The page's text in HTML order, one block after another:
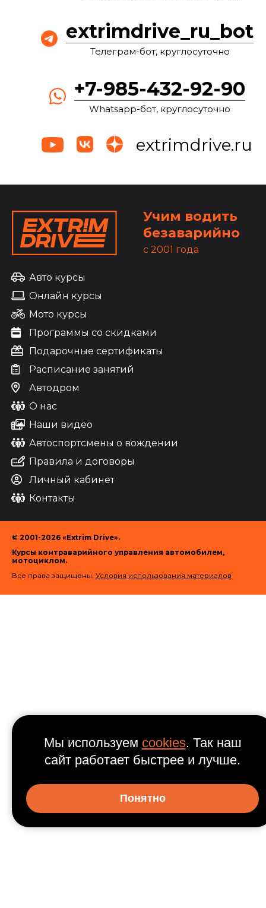
extrimdrive_ru_bot
Телеграм-бот, круглосуточно
+7-985-432-92-90
Whatsapp-бот, круглосуточно
extrimdrive.ru
Учим водить
безаварийно
c 2001 года
Авто курсы
Онлайн курсы
Мото курсы
Программы со скидками
Подарочные сертификаты
Расписание занятий
Автодром
О нас
Наши видео
Автоспортсмены о вождении
Правила и договоры
Личный кабинет
Контакты
© 2001-2026 «Extrim Drive».
Курсы контраварийного управления автомобилем,
мотоциклом.
Все права защищены. Условия использования материалов
Мы используем cookies. Так наш
сайт работает быстрее и лучше.
Понятно